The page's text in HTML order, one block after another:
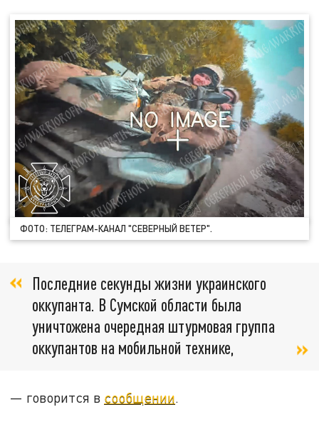
ФОТО: ТЕЛЕГРАМ-КАНАЛ "СЕВЕРНЫЙ ВЕТЕР".
Последние секунды жизни украинского
оккупанта. В Сумской области была
уничтожена очередная штурмовая группа
оккупантов на мобильной технике,
— говорится в сообщении.